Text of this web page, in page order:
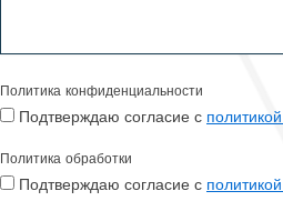
Политика конфиденциальности
Подтверждаю согласие с
Политика обработки
Подтверждаю согласие с